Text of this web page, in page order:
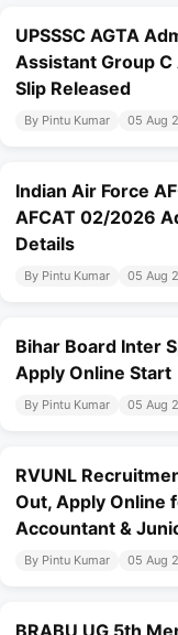
UPSSSC AGTA
Assistant Group
Slip Released
By Pintu Kumar 05 Aug
Indian Air Force
AFCAT 02/2026
Details
By Pintu Kumar 05 Aug
Bihar Board Inter
Apply Online Start
By Pintu Kumar 05 Aug
RVUNL
Out, Apply Online
Accountant &
By Pintu Kumar 05 Aug
BRABU UG 5th